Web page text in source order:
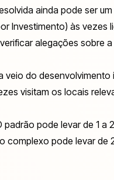
ainda pode ser
Investimento) às vezes
alegações sobre
veio do desenvolvimento
visitam os locais
pode levar de 1 a
complexo pode levar de